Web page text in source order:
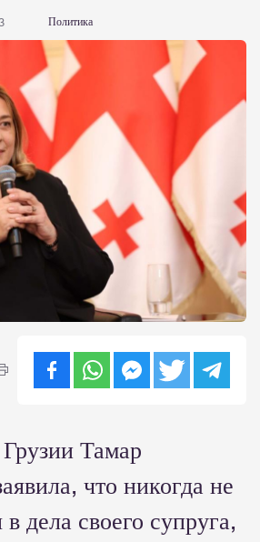
Политика
Тамар
что никогда не
дела своего супруга,